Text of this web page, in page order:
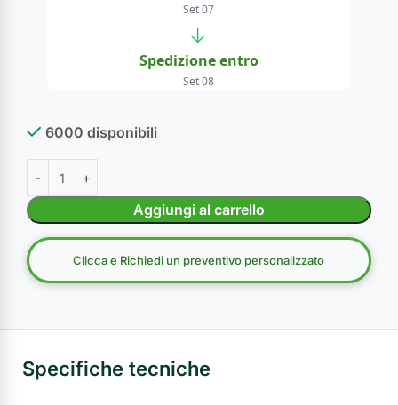
Set 07
→
Spedizione entro
Set 08
6000 disponibili
Aggiungi al carrello
Clicca e Richiedi un preventivo personalizzato
Specifiche tecniche